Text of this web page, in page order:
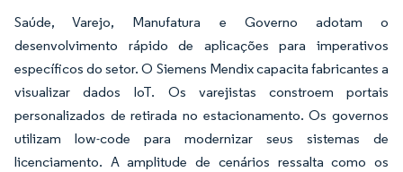
Saúde, Varejo, Manufatura e Governo adotam o
desenvolvimento rápido de aplicações para imperativos
específicos do setor. O Siemens Mendix capacita fabricantes a
visualizar dados IoT. Os varejistas constroem portais
personalizados de retirada no estacionamento. Os governos
utilizam low-code para modernizar seus sistemas de
licenciamento. A amplitude de cenários ressalta como os